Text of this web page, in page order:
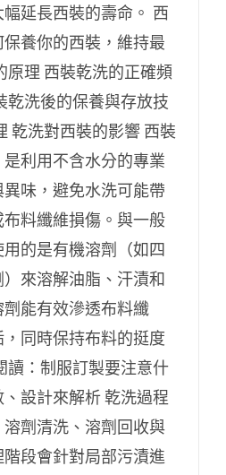
延長西裝的壽命。 西
養你的西裝，維持最
原理 西裝乾洗的正確頻
乾洗後的保養與存放技
乾洗對西裝的影響 西裝
利用不含水分的專業
味，避免水洗可能帶
料纖維損傷。與一般
的是有機溶劑（如四
來溶解油脂、汗漬和
能有效滲透布料纖
同時保持布料的挺度
讀：制服訂製要注意什
設計來解析 乾洗過程
劑清洗、溶劑回收與
段會針對局部污漬進